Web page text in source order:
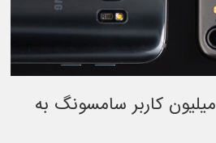
مهاجرت بیش از ۵ میلیون کاربر سامسونگ به